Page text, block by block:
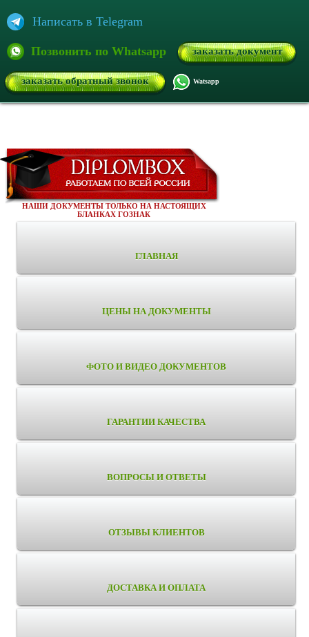
Написать в Telegram
Позвонить по Whatsapp заказать документ
заказать обратный звонок Watsapp
НАШИ ДОКУМЕНТЫ ТОЛЬКО НА НАСТОЯЩИХ
БЛАНКАХ ГОЗНАК
ГЛАВНАЯ
ЦЕНЫ НА ДОКУМЕНТЫ
ФОТО И ВИДЕО ДОКУМЕНТОВ
ГАРАНТИИ КАЧЕСТВА
ВОПРОСЫ И ОТВЕТЫ
ОТЗЫВЫ КЛИЕНТОВ
ДОСТАВКА И ОПЛАТА